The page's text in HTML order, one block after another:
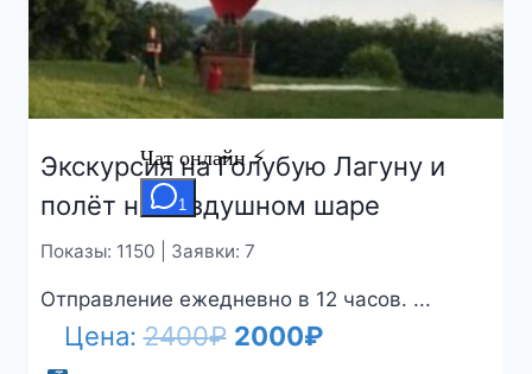
Экскурсия на Голубую Лагуну и
полёт на воздушном шаре
Показы: 1150 | Заявки: 7
Отправление ежедневно в 12 часов. ...
Цена:2400₽ Первоначальная
2000₽Текущая